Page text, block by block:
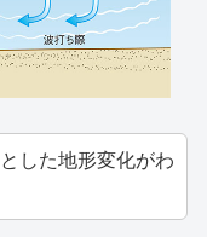
した地形変化がわ